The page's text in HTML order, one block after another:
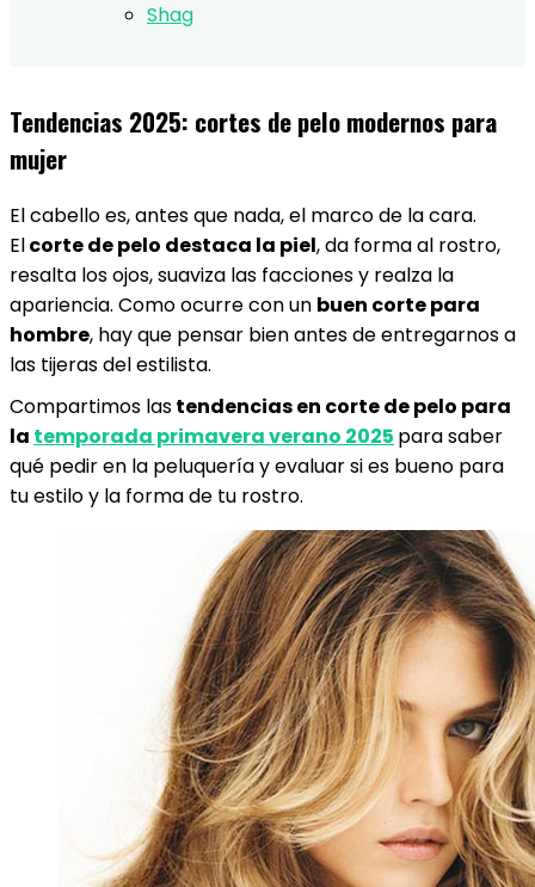
Shag
Tendencias 2025: cortes de pelo modernos para
mujer
El cabello es, antes que nada, el marco de la cara.
Elcorte de pelo destaca la piel, da forma al rostro,
resalta los ojos, suaviza las facciones y realza la
apariencia. Como ocurre con un buen corte para
hombre, hay que pensar bien antes de entregarnos a
las tijeras del estilista.
Compartimos lastendencias en corte de pelo para
la temporada primavera verano 2025 para saber
qué pedir en la peluquería y evaluar si es bueno para
tu estilo y la forma de tu rostro.